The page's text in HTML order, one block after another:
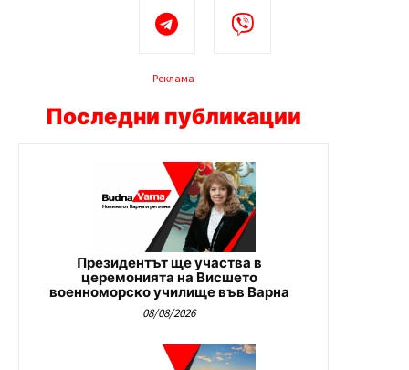
Реклама
Последни публикации
Президентът ще участва в
церемонията на Висшето
военноморско училище във Варна
08/08/2026